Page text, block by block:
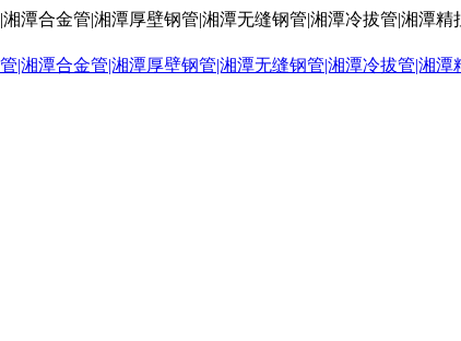
潭合金管|湘潭厚壁钢管|湘潭无缝钢管|湘潭冷拔管|湘潭精